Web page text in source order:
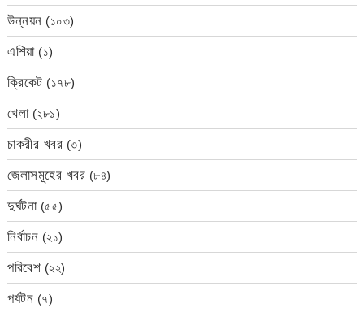
উন্নয়ন (১০৩)
এশিয়া(১)
ক্রিকেট (১৭৮)
খেলা(২৮১)
চাকরীর খবর (৩)
জেলাসমূহের খবর (৮৪)
দুর্ঘটনা(৫৫)
নির্বাচন (২১)
পরিবেশ (২২)
পর্যটন (৭)